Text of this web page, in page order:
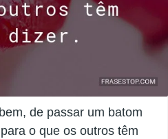
de passar um batom
o que os outros têm